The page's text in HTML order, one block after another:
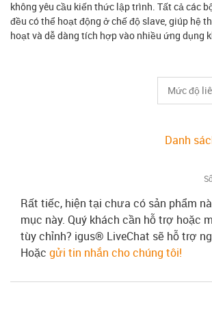
không yêu cầu kiến thức lập trình. Tất cả các
đều có thể hoạt động ở chế độ slave, giúp hệ
hoạt và dễ dàng tích hợp vào nhiều ứng dụng
Danh
Rất tiếc, hiện tại chưa có sản phẩm
mục này. Quý khách cần hỗ trợ hoặc
tùy chỉnh? igus® LiveChat sẽ hỗ trợ
Hoặc gửi tin nhắn cho chúng tôi!